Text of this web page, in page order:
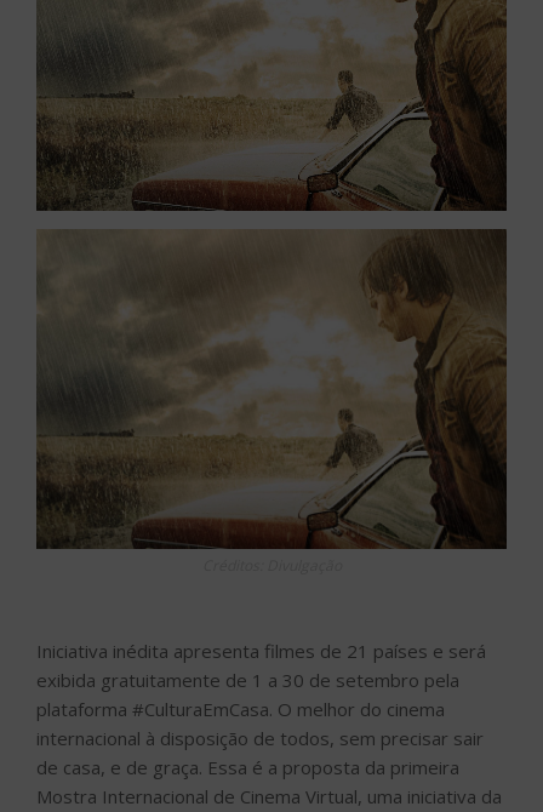
Iniciativa inédita apresenta filmes de 21 países e será
exibida gratuitamente de 1 a 30 de setembro pela
plataforma #CulturaEmCasa. O melhor do cinema
internacional à disposição de todos, sem precisar sair
de casa, e de graça. Essa é a proposta da primeira
Mostra Internacional de Cinema Virtual, uma iniciativa da